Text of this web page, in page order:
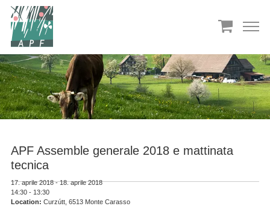
APF Assemble generale 2018 e mattinata
tecnica
17. aprile 2018 - 18. aprile 2018
14:30 - 13:30
Location: Curzútt, 6513 Monte Carasso